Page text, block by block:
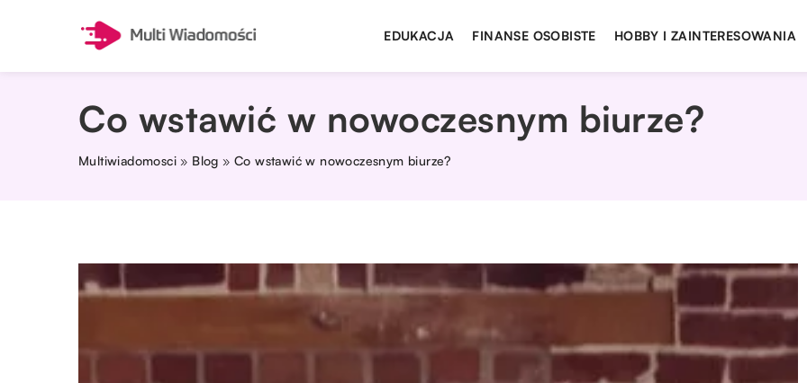
EDUKACJA FINANSE OSOBISTE HOBBY I ZAINTERESOWANIA
Co wstawić w nowoczesnym biurze?
Multiwiadomosci » Blog »Co wstawić w nowoczesnym biurze?